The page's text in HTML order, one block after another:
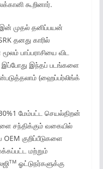
கூறினார்.
இன் முதல் தனிப்பயன்
தனது காரில்
பாப்பராசியை விட
இப்போது இந்தப் படங்களை
(ஹைப்பர்லிங்க்
மேம்பட்ட செயல்திறன்
சந்திக்கும் வகையில்
குறிப்பீடுகளை
மற்றும்
TM ஓட்டுநர்களுக்கு